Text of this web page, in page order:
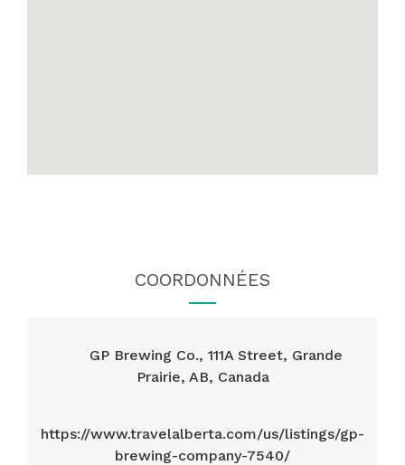
COORDONNÉES
GP Brewing Co., 111A Street, Grande
Prairie, AB, Canada
https://www.travelalberta.com/us/listings/gp-
brewing-company-7540/